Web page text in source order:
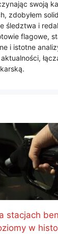
swoją
zdobyłem
śledztwa i
flagowe,
i istotne
stacjach
w